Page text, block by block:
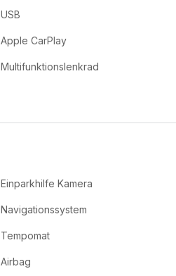
USB
Apple CarPlay
Multifunktionslenkrad
Einparkhilfe Kamera
Navigationssystem
Tempomat
Airbag